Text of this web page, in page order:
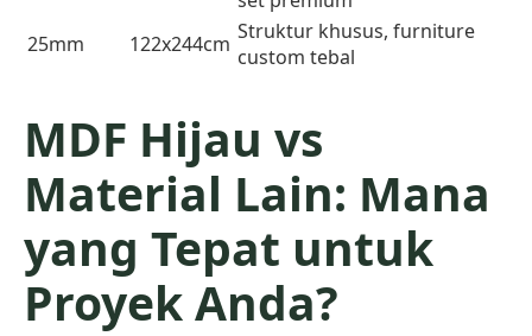
25mm
122x244cm Struktur khusus, furniture
custom tebal
MDF Hijau vs
Material Lain: Mana
yang Tepat untuk
Proyek Anda?